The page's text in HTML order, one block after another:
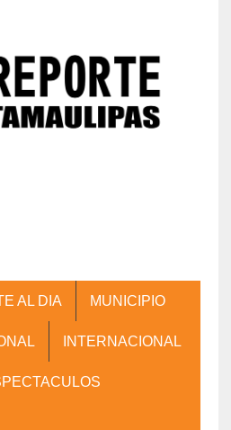
AL DIA MUNICIPIO
INTERNACIONAL